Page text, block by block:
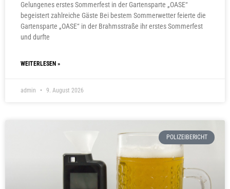
Gelungenes erstes Sommerfest in der Gartensparte „OASE“
begeistert zahlreiche Gäste Bei bestem Sommerwetter feierte die
Gartensparte „OASE“ in der Brahmsstraße ihr erstes Sommerfest
und durfte
WEITERLESEN »
admin 9. August 2026
POLIZEIBERICHT